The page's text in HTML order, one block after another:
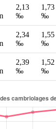
2,13
‰
1,73
‰
2,34
‰
1,55
‰
2,39
‰
1,52
‰